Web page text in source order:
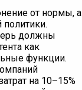
от нормы, а
политики.
должны
как
функции.
на 10–15%